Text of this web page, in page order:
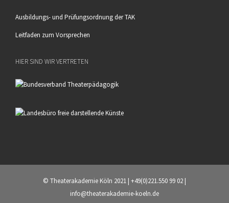
Ausbildungs- und Prüfungsordnung der TAK
Leitfaden zum Vorsprechen
HIER SIND WIR VERTRETEN
© Theaterakademie Köln 2021 | +49(0)221.550 99 02 |
info@theaterakademie-koeln.de